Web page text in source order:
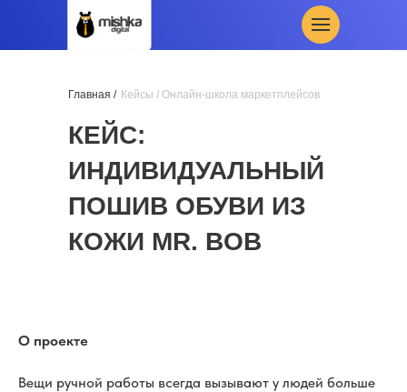
КЕЙС:
ИНДИВИДУАЛЬНЫЙ
ПОШИВ ОБУВИ ИЗ
КОЖИ MR. BOB
Кейсы / Онлайн-школа маркетплейсов
Главная /
О проекте
Вещи ручной работы всегда вызывают у людей больше